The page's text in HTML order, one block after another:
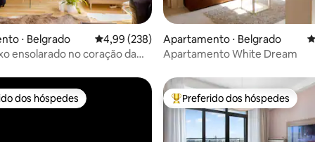
de 5, 107 avaliações
⋅ Belgrado 4,99 de uma avaliação média de 5, 238
4,99 (238)
ensolarado no coração da
Apartamento ⋅ Belgrado
Apartamento White Dream
preferidos dos hóspedes
dos hóspedes Entre os melhores preferidos
Preferido dos hóspedes